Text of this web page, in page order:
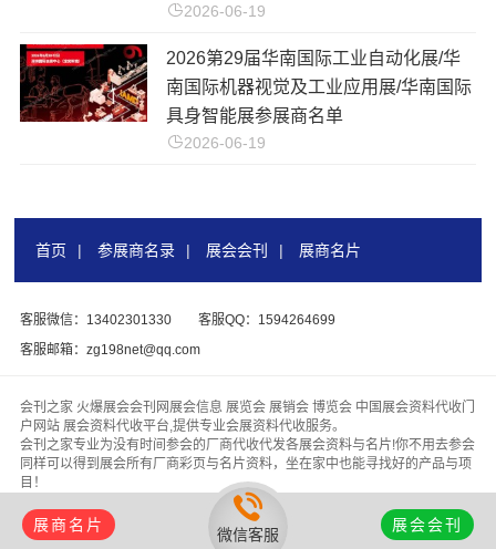
2026-06-19
2026第29届华南国际工业自动化展/华
南国际机器视觉及工业应用展/华南国际
具身智能展参展商名单
2026-06-19
首页 | 参展商名录 | 展会会刊 | 展商名片
客服微信：13402301330
客服QQ：1594264699
客服邮箱：zg198net@qq.com
会刊之家 火爆展会会刊网展会信息 展览会 展销会 博览会 中国展会资料代收门
户网站 展会资料代收平台,提供专业会展资料代收服务。
会刊之家专业为没有时间参会的厂商代收代发各展会资料与名片!你不用去参会
同样可以得到展会所有厂商彩页与名片资料，坐在家中也能寻找好的产品与项
目！
【会刊之家www.zhanhuihuikan.com】
羊，为客户找厂家、为厂家找客户！
展商名片
微信客服
展会会刊